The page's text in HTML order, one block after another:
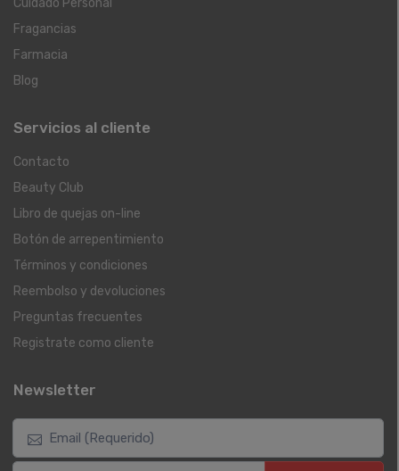
Cuidado Personal
Fragancias
Farmacia
Blog
Servicios al cliente
Contacto
Beauty Club
Libro de quejas on-line
Botón de arrepentimiento
Términos y condiciones
Reembolso y devoluciones
Preguntas frecuentes
Registrate como cliente
Newsletter